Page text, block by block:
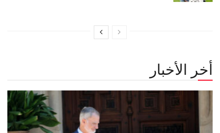
أخر الأخبار